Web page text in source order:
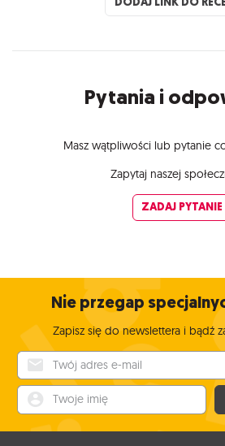
Pytania i
Masz wątpliwości lub pytanie
Zapytaj naszej
ZADAJ PYTANIE
Nie przegap
Zapisz się do newslettera i bądź